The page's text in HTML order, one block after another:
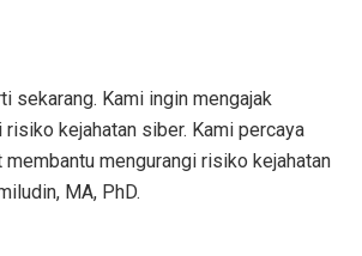
sekarang. Kami ingin mengajak
kejahatan siber. Kami percaya
mengurangi risiko kejahatan
MA, PhD.